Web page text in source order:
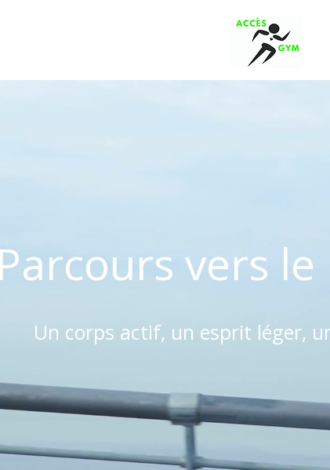
Parcours vers
Un corps actif, un esprit léger,